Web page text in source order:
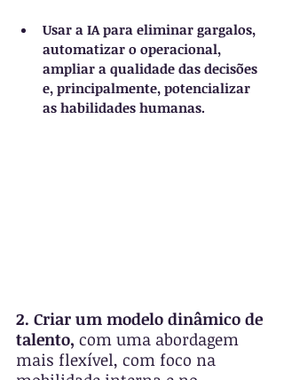
Usar a IA para eliminar gargalos,
automatizar o operacional,
ampliar a qualidade das decisões
e, principalmente, potencializar
as habilidades humanas.
2. Criar um modelo dinâmico de
talento, com uma abordagem
mais flexível, com foco na